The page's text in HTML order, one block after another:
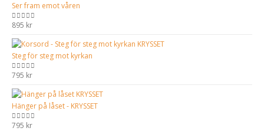
Ser fram emot våren
0out of 5
895 kr
Steg för steg mot kyrkan
0out of 5
795 kr
Hänger på låset - KRYSSET
0out of 5
795 kr